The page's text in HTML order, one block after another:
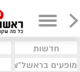
חדשות
מופעים בראשל"צ